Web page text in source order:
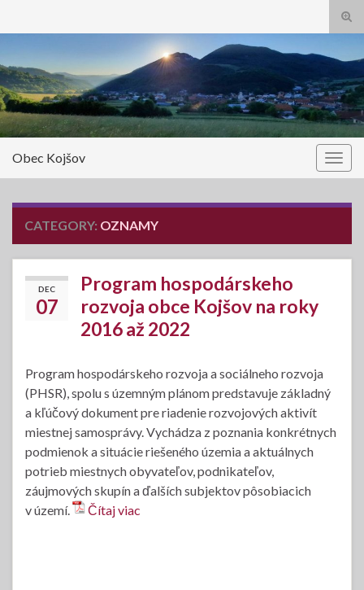
Obec Kojšov
CATEGORY: OZNAMY
DEC
07
Program hospodárskeho
rozvoja obce Kojšov na roky
2016 až 2022
Program hospodárskeho rozvoja a sociálneho rozvoja
(PHSR), spolu s územným plánom predstavuje základný
a kľúčový dokument pre riadenie rozvojových aktivít
miestnej samosprávy. Vychádza z poznania konkrétnych
podmienok a situácie riešeného územia a aktuálnych
potrieb miestnych obyvateľov, podnikateľov,
záujmových skupín a ďalších subjektov pôsobiacich
v území.
Čítaj viac